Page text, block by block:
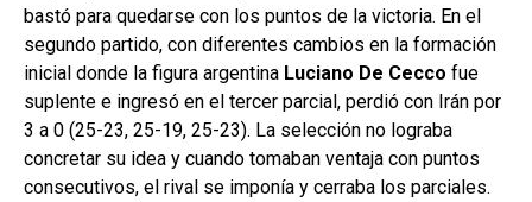
bastó para quedarse con los puntos de la victoria. En el
segundo partido, con diferentes cambios en la formación
inicial donde la figura argentina Luciano De Cecco fue
suplente e ingresó en el tercer parcial, perdió con Irán por
3 a 0 (25-23, 25-19, 25-23). La selección no lograba
concretar su idea y cuando tomaban ventaja con puntos
consecutivos, el rival se imponía y cerraba los parciales.